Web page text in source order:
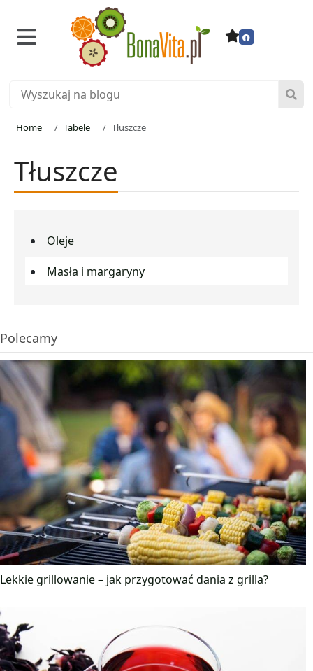
Home Tabele Tłuszcze
Tłuszcze
Oleje
Masła i margaryny
Polecamy
Lekkie grillowanie – jak przygotować dania z grilla?